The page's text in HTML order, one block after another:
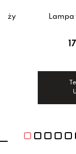
Lampa